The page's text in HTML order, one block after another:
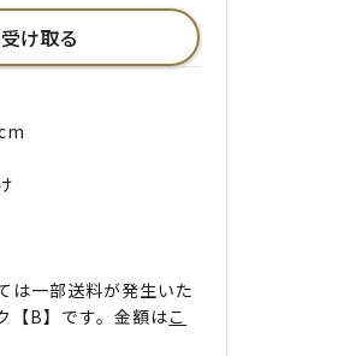
け取る
は一部送料が発生いた
【B】です。金額はこ